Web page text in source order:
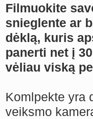
Filmuokite
snieglente ar
dėklą, kuris
panerti net į
vėliau viską
Komlpekte yra
veiksmo